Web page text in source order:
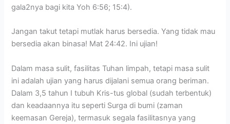
gala2nya bagi kita Yoh 6:56; 15:4).
Jangan takut tetapi mutlak harus bersedia. Yang tidak mau
bersedia akan binasa! Mat 24:42. Ini ujian!
Dalam masa sulit, fasilitas Tuhan limpah, tetapi masa sulit
ini adalah ujian yang harus dijalani semua orang beriman.
Dalam 3,5 tahun I tubuh Kris-tus global (sudah terbentuk)
dan keadaannya itu seperti Surga di bumi (zaman
keemasan Gereja), termasuk segala fasilitasnya yang